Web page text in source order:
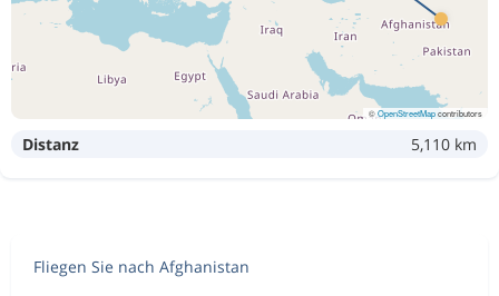
©OpenStreetMapcontributors
Distanz 5,110 km
Fliegen Sie nach Afghanistan